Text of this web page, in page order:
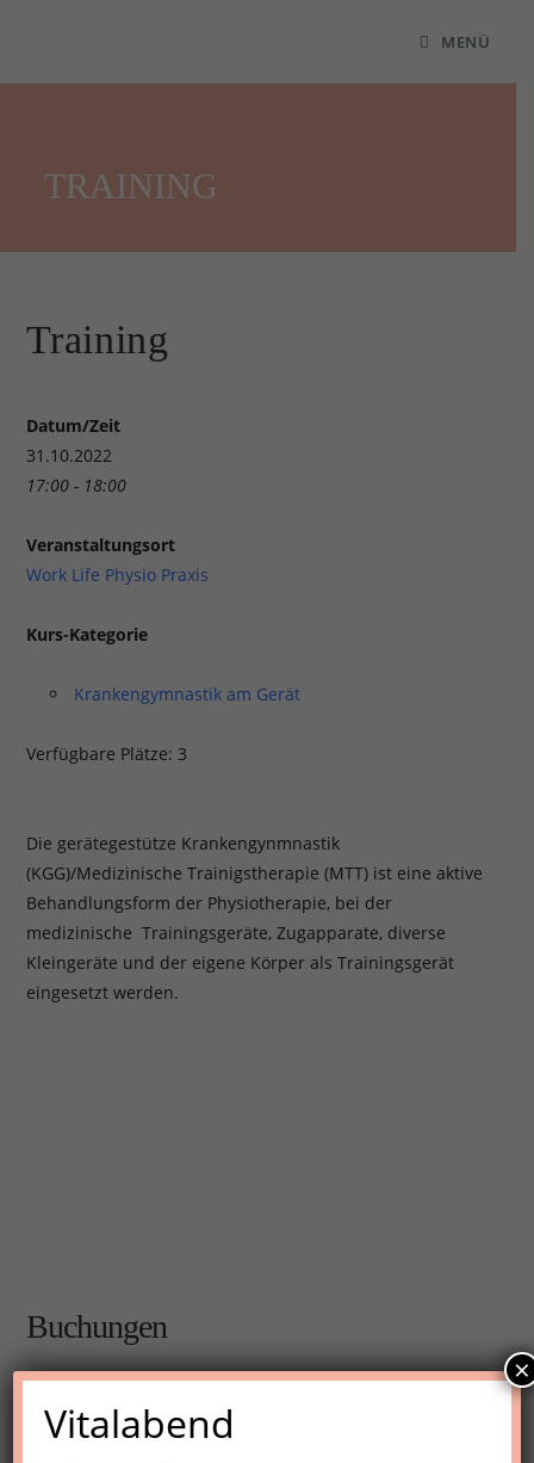
MENÜ
TRAINING
Training
Datum/Zeit
31.10.2022
17:00 - 18:00
Veranstaltungsort
Work Life Physio Praxis
Kurs-Kategorie
Krankengymnastik am Gerät
Verfügbare Plätze: 3
Die gerätegestütze Krankengynmnastik
(KGG)/Medizinische Trainigstherapie (MTT) ist eine aktive
Behandlungsform der Physiotherapie, bei der
medizinische Trainingsgeräte, Zugapparate, diverse
Kleingeräte und der eigene Körper als Trainingsgerät
eingesetzt werden.
Buchungen
Buchungen sind für diese Veranstaltung nicht mehr
möglich.
Vitalabend
×